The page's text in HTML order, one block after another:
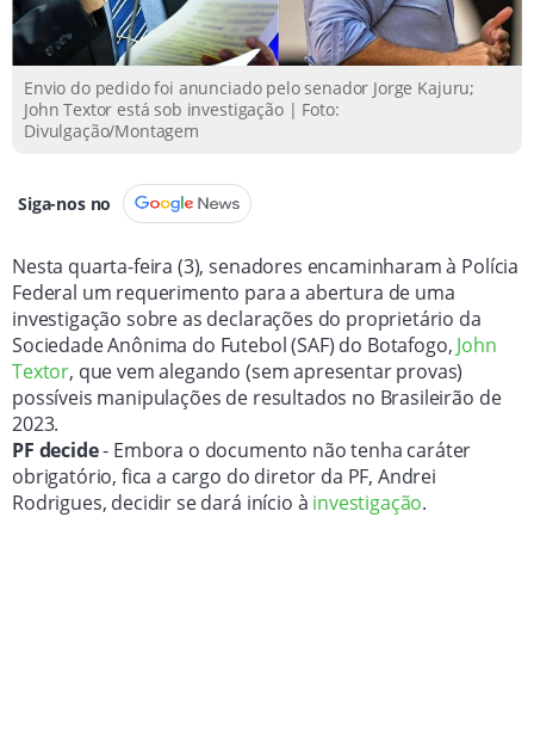
Envio do pedido foi anunciado pelo senador Jorge Kajuru;
John Textor está sob investigação | Foto:
Divulgação/Montagem
Siga-nos no
Nesta quarta-feira (3), senadores encaminharam à Polícia
Federal um requerimento para a abertura de uma
investigação sobre as declarações do proprietário da
Sociedade Anônima do Futebol (SAF) do Botafogo, John
Textor, que vem alegando (sem apresentar provas)
possíveis manipulações de resultados no Brasileirão de
2023.
PF decide- Embora o documento não tenha caráter
obrigatório, fica a cargo do diretor da PF, Andrei
Rodrigues, decidir se dará início à investigação.